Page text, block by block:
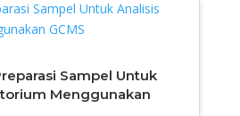
Sampel Untuk
Menggunakan